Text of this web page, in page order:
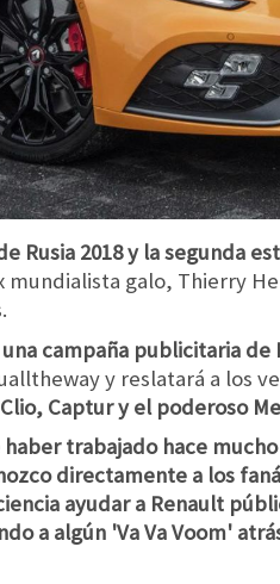
2018 y la segunda
mundialista galo, Thierry
campaña publicitaria de
y reslatará a los
Captur y el poderoso
trabajado hace
directamente a los
ayudar a Renault
a algún 'Va Va Voom'